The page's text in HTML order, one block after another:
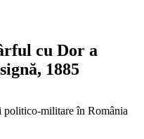
cu Dor a
1885
politico-militare în România